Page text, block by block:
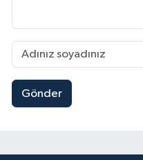
Gönder